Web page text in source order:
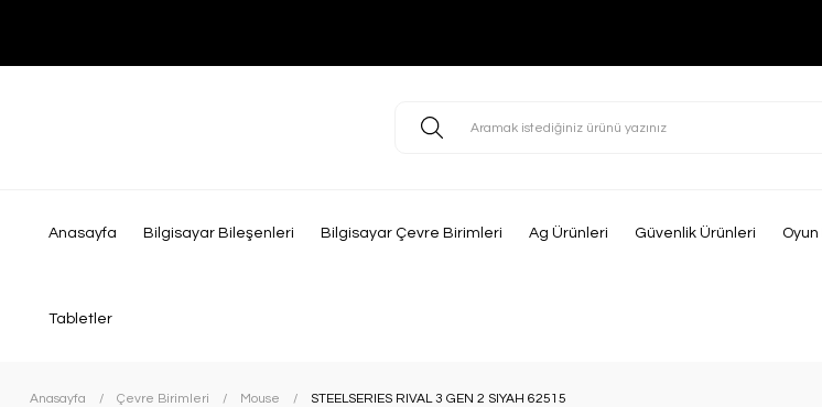
Anasayfa Bilgisayar Bileşenleri Bilgisayar Çevre Birimleri Ag Ürünleri Güvenlik Ürünleri Oyun
Tabletler
Anasayfa Çevre Birimleri Mouse STEELSERIES RIVAL 3 GEN 2 SIYAH 62515